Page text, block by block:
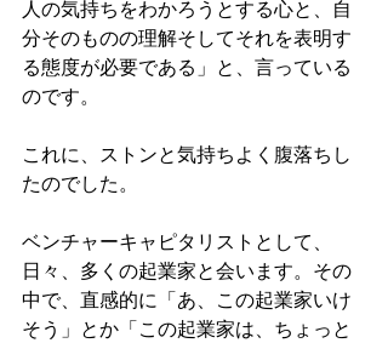
人の気持ちをわかろうとする心と、自
分そのものの理解そしてそれを表明す
る態度が必要である」と、言っている
のです。
これに、ストンと気持ちよく腹落ちし
たのでした。
ベンチャーキャピタリストとして、
日々、多くの起業家と会います。その
中で、直感的に「あ、この起業家いけ
そう」とか「この起業家は、ちょっと